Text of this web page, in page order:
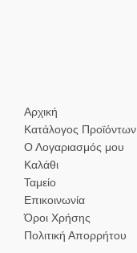
Αρχική
Κατάλογος Προϊόντων
Ο Λογαριασμός μου
Καλάθι
Ταμείο
Επικοινωνία
Όροι Χρήσης
Πολιτική Απορρήτου